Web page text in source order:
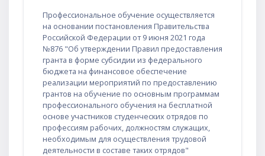
Профессиональное обучение осуществляется
на основании постановления Правительства
Российской Федерации от 9 июня 2021 года
№876 "Об утверждении Правил предоставления
гранта в форме субсидии из федерального
бюджета на финансовое обеспечение
реализации мероприятий по предоставлению
грантов на обучение по основным программам
профессионального обучения на бесплатной
основе участников студенческих отрядов по
профессиям рабочих, должностям служащих,
необходимым для осуществления трудовой
деятельности в составе таких отрядов"